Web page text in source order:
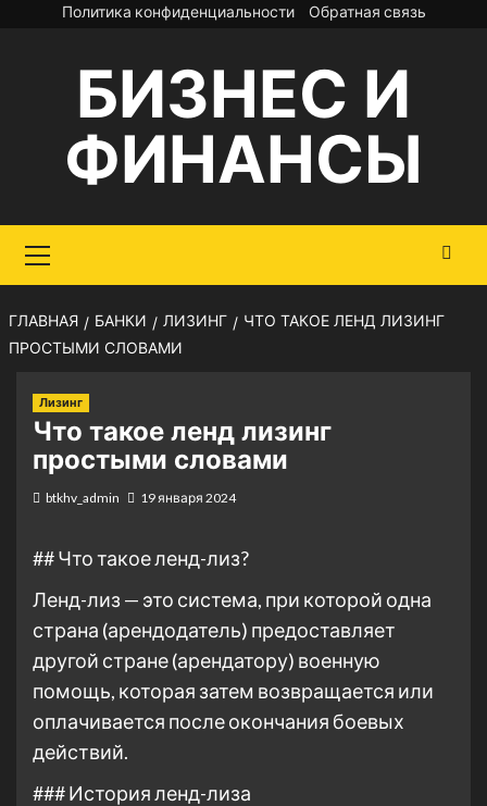
Перейти
содержимому
Политика конфиденциальности Обратная связь
БИЗНЕС И
ФИНАНСЫ
меню
ГЛАВНАЯ БАНКИ ЛИЗИНГ
ЧТО ТАКОЕ ЛЕНД ЛИЗИНГ
ПРОСТЫМИ СЛОВАМИ
Лизинг
Что такое ленд лизинг
простыми словами
btkhv_admin 19 января 2024
## Что такое ленд-лиз?
Ленд-лиз — это система, при которой одна
страна (арендодатель) предоставляет
другой стране (арендатору) военную
помощь, которая затем возвращается или
оплачивается после окончания боевых
действий.
### История ленд-лиза